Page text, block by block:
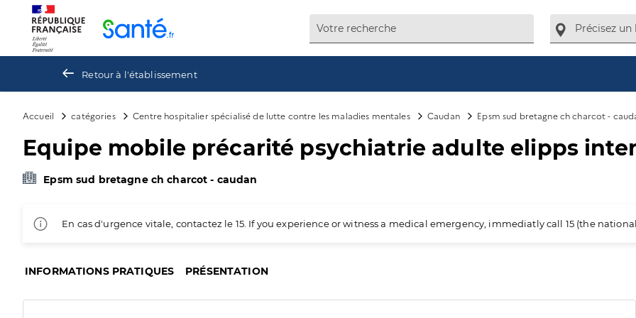
Retour à l'établissement
Accueil catégories Centre hospitalier spécialisé de lutte contre les maladies mentales Caudan Epsm sud bretagne ch charcot -
Equipe mobile précarité psychiatrie adulte elipps
Epsm sud bretagne ch charcot - caudan
En cas d'urgence vitale, contactez le 15. If you experience or witness a medical emergency, immediatly call 15 (the
INFORMATIONS PRATIQUES PRÉSENTATION
Panneau de gestion des cookies